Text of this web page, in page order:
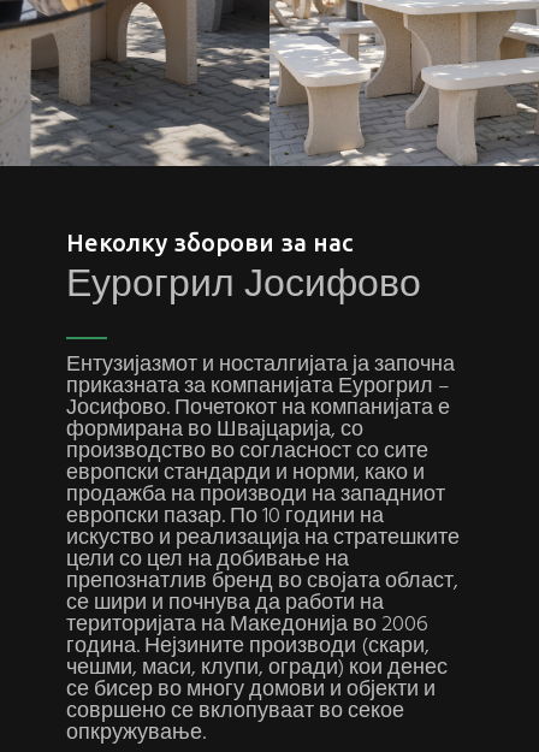
Неколку зборови за нас
Еурогрил Јосифово
Ентузијазмот и носталгијата ја започна
приказната за компанијата Еурогрил –
Јосифово. Почетокот на компанијата е
формирана во Швајцарија, со
производство во согласност со сите
европски стандарди и норми, како и
продажба на производи на западниот
европски пазар. По 10 години на
искуство и реализација на стратешките
цели со цел на добивање на
препознатлив бренд во својата област,
се шири и почнува да работи на
територијата на Македонија во 2006
година. Нејзините производи (скари,
чешми, маси, клупи, огради) кои денес
се бисер во многу домови и објекти и
совршено се вклопуваат во секое
опкружување.